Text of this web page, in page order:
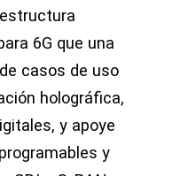
6G que una
casos de uso
holográfica,
y apoye
y